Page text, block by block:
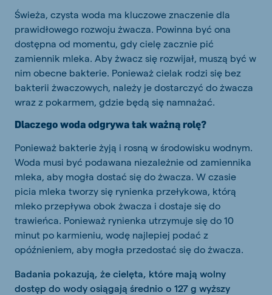
Świeża, czysta woda ma kluczowe znaczenie dla
prawidłowego rozwoju żwacza. Powinna być ona
dostępna od momentu, gdy cielę zacznie pić
zamiennik mleka. Aby żwacz się rozwijał, muszą być w
nim obecne bakterie. Ponieważ cielak rodzi się bez
bakterii żwaczowych, należy je dostarczyć do żwacza
wraz z pokarmem, gdzie będą się namnażać.
Dlaczego woda odgrywa tak ważną rolę?
Ponieważ bakterie żyją i rosną w środowisku wodnym.
Woda musi być podawana niezależnie od zamiennika
mleka, aby mogła dostać się do żwacza. W czasie
picia mleka tworzy się rynienka przełykowa, którą
mleko przepływa obok żwacza i dostaje się do
trawieńca. Ponieważ rynienka utrzymuje się do 10
minut po karmieniu, wodę najlepiej podać z
opóźnieniem, aby mogła przedostać się do żwacza.
Badania pokazują, że cielęta, które mają wolny
dostęp do wody osiągają średnio o 127 g wyższy